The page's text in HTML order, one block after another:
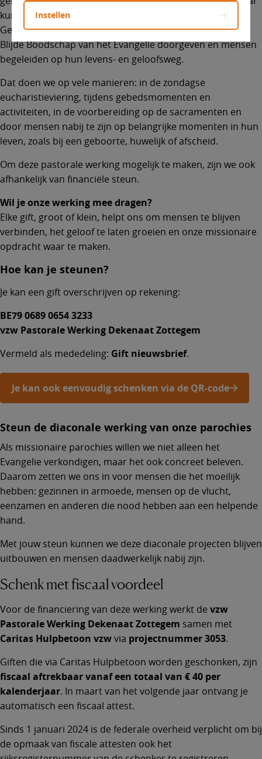
kunnen ontmoeten en samen kunnen groeien in geloof.
Geïnspireerd door de opdracht van Jezus willen wij de
Blijde Boodschap van het Evangelie doorgeven en mensen
begeleiden op hun levens- en geloofsweg.
Dat doen we op vele manieren: in de zondagse
eucharistieviering, tijdens gebedsmomenten en
activiteiten, in de voorbereiding op de sacramenten en
door mensen nabij te zijn op belangrijke momenten in hun
leven, zoals bij een geboorte, huwelijk of afscheid.
Om deze pastorale werking mogelijk te maken, zijn we ook
afhankelijk van financiële steun.
Wil je onze werking mee dragen?
Elke gift, groot of klein, helpt ons om mensen te blijven
verbinden, het geloof te laten groeien en onze missionaire
opdracht waar te maken.
Hoe kan je steunen?
Je kan een gift overschrijven op rekening:
BE79 0689 0654 3233
vzw Pastorale Werking Dekenaat Zottegem
Vermeld als mededeling: Gift nieuwsbrief.
Je kan ook eenvoudig schenken via de QR-code
Steun de diaconale werking van onze parochies
Als missionaire parochies willen we niet alleen het
Evangelie verkondigen, maar het ook concreet beleven.
Daarom zetten we ons in voor mensen die het moeilijk
hebben: gezinnen in armoede, mensen op de vlucht,
eenzamen en anderen die nood hebben aan een helpende
hand.
Met jouw steun kunnen we deze diaconale projecten blijven
uitbouwen en mensen daadwerkelijk nabij zijn.
Schenk met fiscaal voordeel
Voor de financiering van deze werking werkt de vzw
Pastorale Werking Dekenaat Zottegem samen met
Caritas Hulpbetoon vzwvia projectnummer 3053.
Giften die via Caritas Hulpbetoon worden geschonken, zijn
fiscaal aftrekbaar vanaf een totaal van € 40 per
kalenderjaar. In maart van het volgende jaar ontvang je
automatisch een fiscaal attest.
Sinds 1 januari 2024 is de federale overheid verplicht om bij
de opmaak van fiscale attesten ook het
Instellen